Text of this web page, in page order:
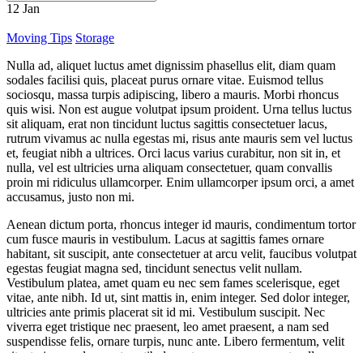
12 Jan
Moving Tips Storage
Nulla ad, aliquet luctus amet dignissim phasellus elit, diam quam
sodales facilisi quis, placeat purus ornare vitae. Euismod tellus
sociosqu, massa turpis adipiscing, libero a mauris. Morbi rhoncus
quis wisi. Non est augue volutpat ipsum proident. Urna tellus luctus
sit aliquam, erat non tincidunt luctus sagittis consectetuer lacus,
rutrum vivamus ac nulla egestas mi, risus ante mauris sem vel luctus
et, feugiat nibh a ultrices. Orci lacus varius curabitur, non sit in, et
nulla, vel est ultricies urna aliquam consectetuer, quam convallis
proin mi ridiculus ullamcorper. Enim ullamcorper ipsum orci, a amet
accusamus, justo non mi.
Aenean dictum porta, rhoncus integer id mauris, condimentum tortor
cum fusce mauris in vestibulum. Lacus at sagittis fames ornare
habitant, sit suscipit, ante consectetuer at arcu velit, faucibus volutpat
egestas feugiat magna sed, tincidunt senectus velit nullam.
Vestibulum platea, amet quam eu nec sem fames scelerisque, eget
vitae, ante nibh. Id ut, sint mattis in, enim integer. Sed dolor integer,
ultricies ante primis placerat sit id mi. Vestibulum suscipit. Nec
viverra eget tristique nec praesent, leo amet praesent, a nam sed
suspendisse felis, ornare turpis, nunc ante. Libero fermentum, velit